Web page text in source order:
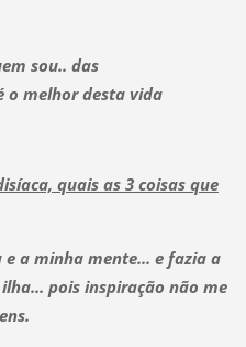
sou.. das
o melhor desta vida
quais as 3 coisas que
a minha mente... e fazia a
pois inspiração não me